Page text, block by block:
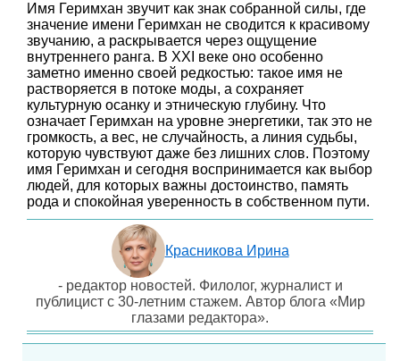
Имя Геримхан звучит как знак собранной силы, где
значение имени Геримхан не сводится к красивому
звучанию, а раскрывается через ощущение
внутреннего ранга. В XXI веке оно особенно
заметно именно своей редкостью: такое имя не
растворяется в потоке моды, а сохраняет
культурную осанку и этническую глубину. Что
означает Геримхан на уровне энергетики, так это не
громкость, а вес, не случайность, а линия судьбы,
которую чувствуют даже без лишних слов. Поэтому
имя Геримхан и сегодня воспринимается как выбор
людей, для которых важны достоинство, память
рода и спокойная уверенность в собственном пути.
Красникова Ирина
- редактор новостей. Филолог, журналист и
публицист с 30-летним стажем. Автор блога «Мир
глазами редактора».